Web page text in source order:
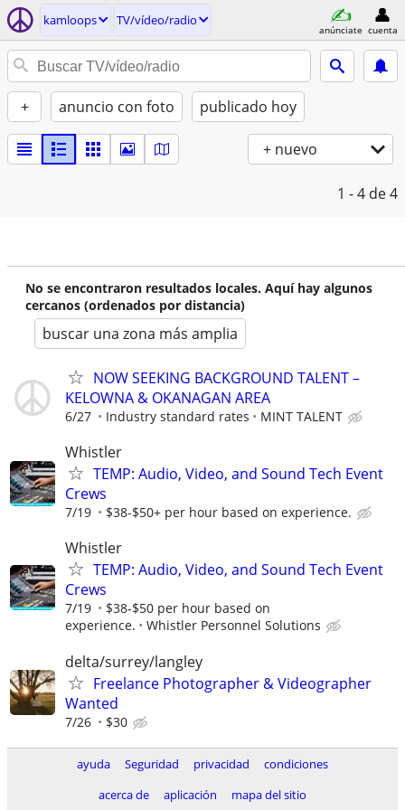
kamloops TV/vídeo/radio
anúnciate cuenta
+ anuncio con foto publicado hoy
+ nuevo
1 - 4 de 4
No se encontraron resultados locales. Aquí hay algunos
cercanos (ordenados por distancia)
buscar una zona más amplia
NOW SEEKING BACKGROUND TALENT –
KELOWNA & OKANAGAN AREA
6/27 Industry standard rates MINT TALENT
Whistler
TEMP: Audio, Video, and Sound Tech Event
Crews
7/19 $38-$50+ per hour based on experience.
Whistler
TEMP: Audio, Video, and Sound Tech Event
Crews
7/19
$38-$50 per hour based on
experience.
Whistler Personnel Solutions
delta/surrey/langley
Freelance Photographer & Videographer
Wanted
7/26 $30
ayuda Seguridad privacidad
condiciones
acerca de
aplicación mapa del sitio